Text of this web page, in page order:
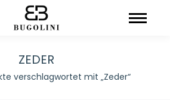
ZEDER
hier:
verschlagwortet mit „Zeder“